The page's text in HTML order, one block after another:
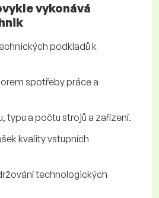
vykonává
podkladů k
spotřeby práce a
typu a počtu strojů a zařízení.
kvality vstupních
technologických